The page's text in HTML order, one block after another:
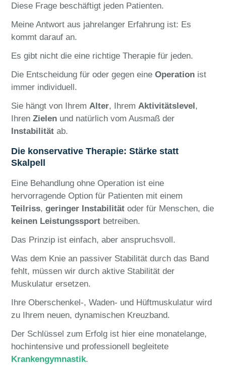
Diese Frage beschäftigt jeden Patienten.
Meine Antwort aus jahrelanger Erfahrung ist: Es
kommt darauf an.
Es gibt nicht die eine richtige Therapie für jeden.
Die Entscheidung für oder gegen eineOperation ist
immer individuell.
Sie hängt von IhremAlter, IhremAktivitätslevel,
IhrenZielen und natürlich vom Ausmaß der
Instabilität ab.
Die konservative Therapie: Stärke statt
Skalpell
Eine Behandlung ohne Operation ist eine
hervorragende Option für Patienten mit einem
Teilriss,geringer Instabilität oder für Menschen, die
keinen Leistungssport betreiben.
Das Prinzip ist einfach, aber anspruchsvoll.
Was dem Knie an passiver Stabilität durch das Band
fehlt, müssen wir durch aktive Stabilität der
Muskulatur ersetzen.
Ihre Oberschenkel-, Waden- und Hüftmuskulatur wird
zu Ihrem neuen, dynamischen Kreuzband.
Der Schlüssel zum Erfolg ist hier eine monatelange,
hochintensive und professionell begleitete
Krankengymnastik.